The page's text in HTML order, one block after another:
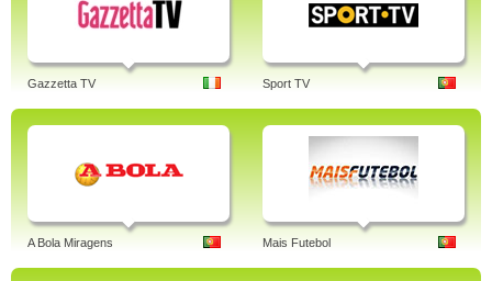
Gazzetta TV Sport TV
A Bola Miragens Mais Futebol